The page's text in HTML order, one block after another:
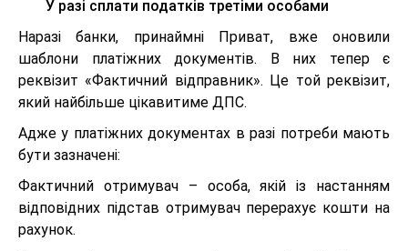
У разі сплати податків третіми особами
Наразі банки, принаймні Приват, вже оновили
шаблони платіжних документів. В них тепер є
реквізит «Фактичний відправник». Це той реквізит,
який найбільше цікавитиме ДПС.
Адже у платіжних документах в разі потреби мають
бути зазначені:
Фактичний отримувач – особа, якій із настанням
відповідних підстав отримувач перерахує кошти на
рахунок.